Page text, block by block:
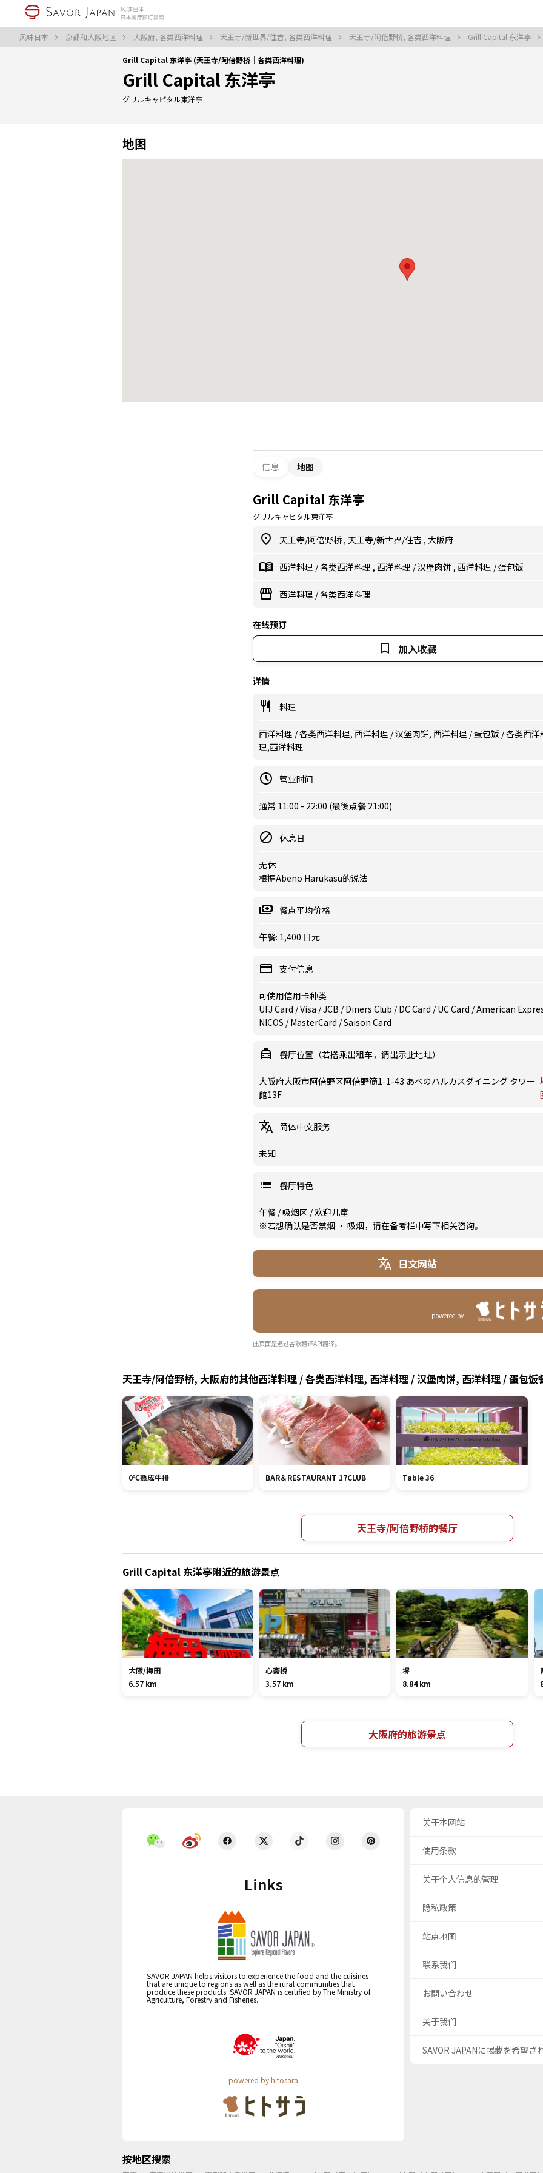
风味日本 京都和大阪地区 大阪府, 各类西洋料理 天王寺/新世界/住吉, 各类西洋料理 天王寺/阿倍野桥, 各类西洋料理 Grill Capital 东洋亭
Grill Capital 东洋亭 (天王寺/阿倍野桥｜各类西洋料理)
Grill Capital 东洋亭
グリルキャピタル東洋亭
地图
信息 地图
Grill Capital 东洋亭
グリルキャピタル東洋亭
天王寺/阿倍野桥 , 天王寺/新世界/住吉 , 大阪府
西洋料理 /各类西洋料理 , 西洋料理 /汉堡肉饼 , 西洋料理 /蛋包饭
西洋料理 /各类西洋料理
在线预订
加入收藏
详情
料理
西洋料理 / 各类西洋料理, 西洋料理 / 汉堡肉饼, 西洋料理 / 蛋包饭 / 各类西洋
理,西洋料理
营业时间
通常 11:00 - 22:00 (最後点餐 21:00)
休息日
无休
根据Abeno Harukasu的说法
餐点平均价格
午餐: 1,400 日元
支付信息
可使用信用卡种类
UFJ Card / Visa / JCB / Diners Club / DC Card / UC Card / American
NICOS / MasterCard / Saison Card
餐厅位置（若搭乘出租车，请出示此地址）
大阪府大阪市阿倍野区阿倍野筋1-1-43 あべのハルカスダイニング タワー
館13F
简体中文服务
未知
餐厅特色
午餐 /吸烟区 /欢迎儿童
※若想确认是否禁烟 · 吸烟，请在备考栏中写下相关咨询。
日文网站
powered by
此页面是通过谷歌翻译API翻译。
天王寺/阿倍野桥, 大阪府的其他西洋料理 / 各类西洋料理, 西洋料理 / 汉堡肉饼, 西洋料理 / 蛋包饭
0℃熟成牛排 BAR＆RESTAURANT 17CLUB Table 36
天王寺/阿倍野桥的餐厅
Grill Capital 东洋亭附近的旅游景点
大阪/梅田
6.57 km
心斋桥
3.57 km
堺
8.84 km
大阪府的旅游景点
Links
SAVOR JAPAN helps visitors to experience the food and the cuisines
that are unique to regions as well as the rural communities that
produce these products. SAVOR JAPAN is certified by The Ministry of
Agriculture, Forestry and Fisheries.
powered by hitosara
关于本网站
使用条款
关于个人信息的管理
隐私政策
站点地图
联系我们
お問い合わせ
关于我们
SAVOR JAPANに掲載を希望さ
按地区搜索